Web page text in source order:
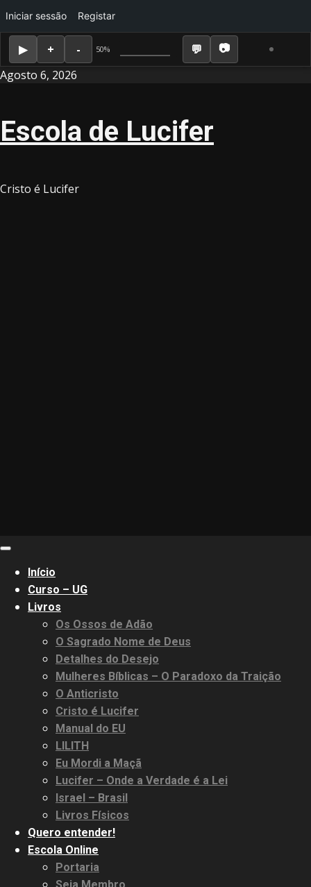
50%
Iniciar sessão Registar
Skip
Agosto 6, 2026
Escola de Lucifer
Cristo é Lucifer
Primary
MenuInício
Curso – UG
Livros
Os Ossos de Adão
O Sagrado Nome de Deus
Detalhes do Desejo
Mulheres Bíblicas – O Paradoxo da Traição
O Anticristo
Cristo é Lucifer
Manual do EU
LILITH
Eu Mordi a Maçã
Lucifer – Onde a Verdade é a Lei
Israel – Brasil
Livros Físicos
Quero entender!
Escola Online
Portaria